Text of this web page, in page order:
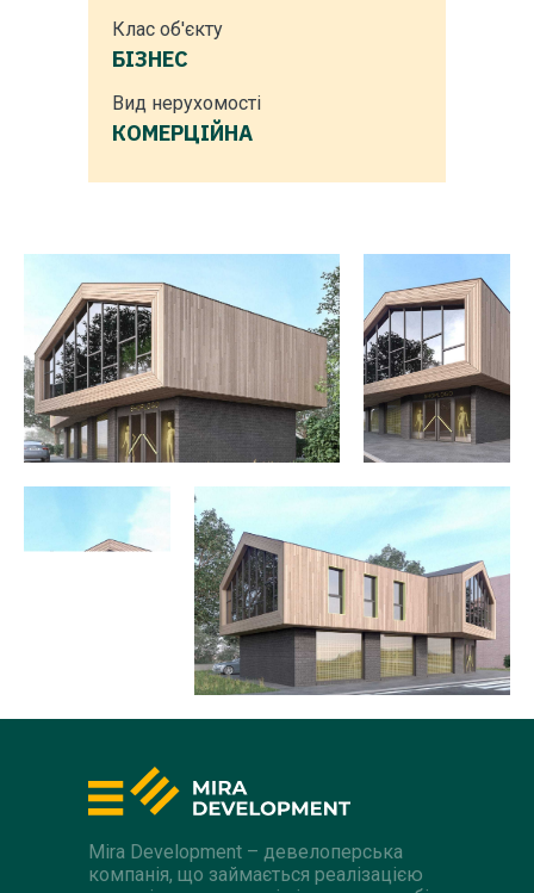
Клас об'єкту
БІЗНЕС
Вид нерухомості
КОМЕРЦІЙНА
Mira Development – девелоперська
компанія, що займається реалізацією